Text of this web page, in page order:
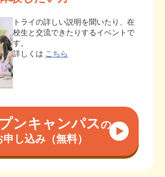
トライの詳しい説明を聞いたり、在
校生と交流できたりするイベントで
す。
詳しくは こちら
ンキャンパスの
申し込み（無料）